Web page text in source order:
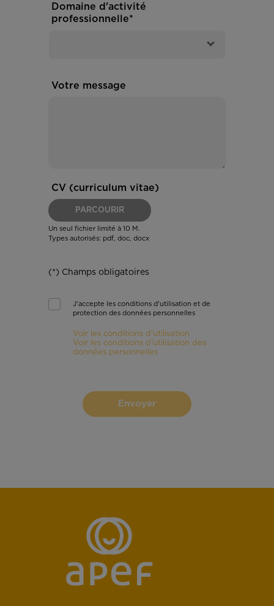
Domaine d'activité
professionnelle*
Votre message
CV (curriculum vitae)
PARCOURIR
Un seul fichier limité à 10 M.
Types autorisés: pdf, doc, docx
(*) Champs obligatoires
J'accepte les conditions d'utilisation et de
protection des données personnelles
Voir les conditions d'utilisation
Voir les conditions d'utilisation des
données personnelles
Envoyer